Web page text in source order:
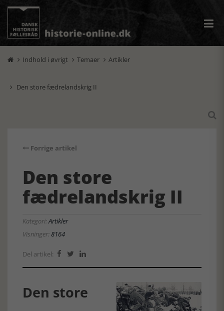
 Indhold i øvrigt  Temaer  Artikler
 Den store fædrelandskrig II

Forrige artikel
Den store
fædrelandskrig II
Kategori:Artikler
Visninger:8164
Del artikel:   
Den store